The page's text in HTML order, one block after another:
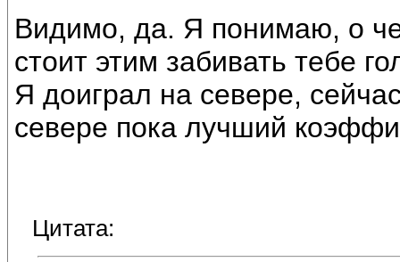
Видимо, да. Я понимаю, о
стоит этим забивать тебе
Я доиграл на севере,
севере пока лучший
Цитата: